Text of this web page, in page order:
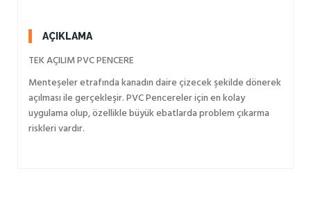
AÇIKLAMA
TEK AÇILIM PVC PENCERE
Menteşeler etrafında kanadın daire çizecek şekilde dönerek
açılması ile gerçekleşir. PVC Pencereler için en kolay
uygulama olup, özellikle büyük ebatlarda problem çıkarma
riskleri vardır.